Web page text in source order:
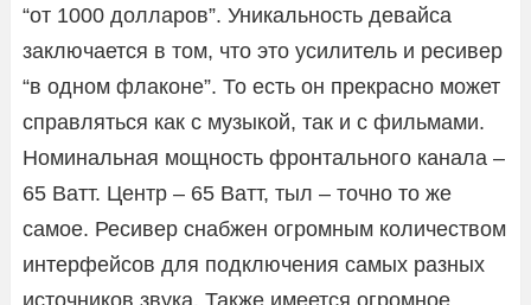
“от 1000 долларов”. Уникальность девайса
заключается в том, что это усилитель и ресивер
“в одном флаконе”. То есть он прекрасно может
справляться как с музыкой, так и с фильмами.
Номинальная мощность фронтального канала –
65 Ватт. Центр – 65 Ватт, тыл – точно то же
самое. Ресивер снабжен огромным количеством
интерфейсов для подключения самых разных
источников звука. Также имеется огромное